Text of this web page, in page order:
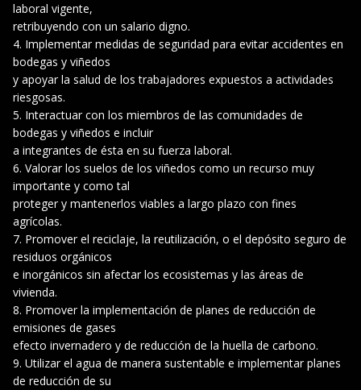
laboral vigente,
retribuyendo con un salario digno.
Implementar medidas de seguridad para evitar accidentes en
bodegas y viñedos
y apoyar la salud de los trabajadores expuestos a actividades
riesgosas.
Interactuar con los miembros de las comunidades de
bodegas y viñedos e incluir
a integrantes de ésta en su fuerza laboral.
Valorar los suelos de los viñedos como un recurso muy
importante y como tal
proteger y mantenerlos viables a largo plazo con fines
agrícolas.
Promover el reciclaje, la reutilización, o el depósito seguro de
residuos orgánicos
e inorgánicos sin afectar los ecosistemas y las áreas de
vivienda.
Promover la implementación de planes de reducción de
emisiones de gases
efecto invernadero y de reducción de la huella de carbono.
Utilizar el agua de manera sustentable e implementar planes
de reducción de su